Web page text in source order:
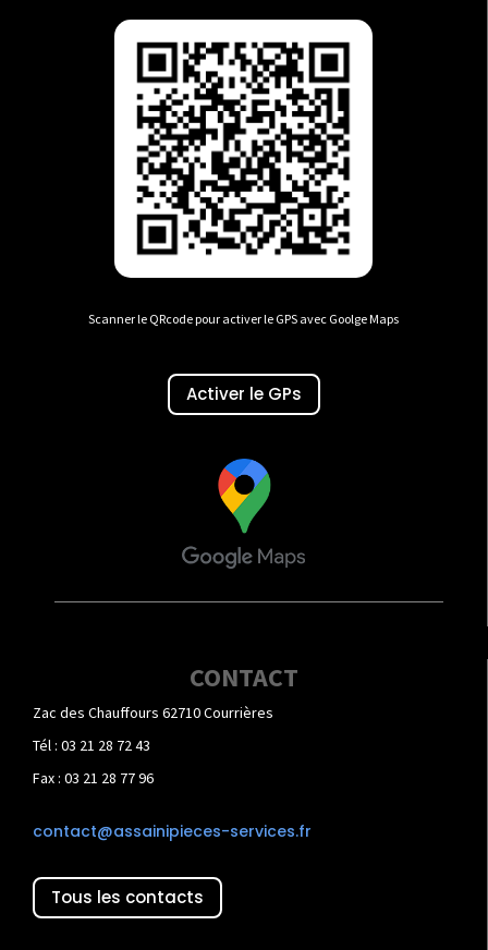
Scanner le QRcode pour activer le GPS avec Goolge Maps
Activer le GPs
CONTACT
Zac des Chauffours 62710 Courrières
Tél : 03 21 28 72 43
Fax : 03 21 28 77 96
contact@assainipieces-services.fr
Tous les contacts